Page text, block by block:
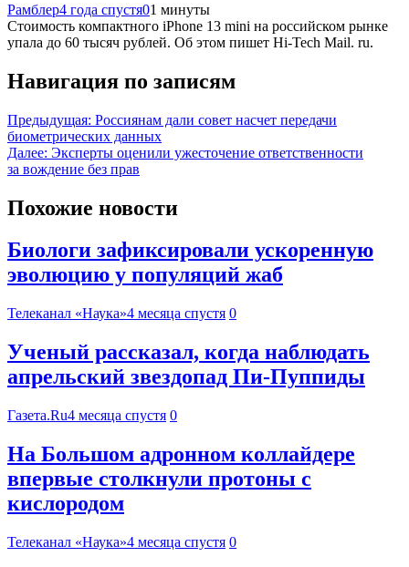
Рамблер4 года спустя01 минуты
Стоимость компактного iPhone 13 mini на российском рынке
упала до 60 тысяч рублей. Об этом пишет Hi-Tech Mail. ru.
Навигация по записям
Предыдущая: Россиянам дали совет насчет передачи
биометрических данных
Далее: Эксперты оценили ужесточение ответственности
за вождение без прав
Похожие новости
Биологи зафиксировали ускоренную
эволюцию у популяций жаб
Телеканал «Наука»4 месяца спустя 0
Ученый рассказал, когда наблюдать
апрельский звездопад Пи-Пуппиды
Газета.Ru4 месяца спустя 0
На Большом адронном коллайдере
впервые столкнули протоны с
кислородом
Телеканал «Наука»4 месяца спустя 0